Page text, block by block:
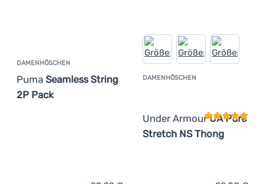
DAMENHÖSCHEN
Puma Seamless String
2P Pack
DAMENHÖSCHEN
Under ArmourUA Pure
Stretch NS Thong